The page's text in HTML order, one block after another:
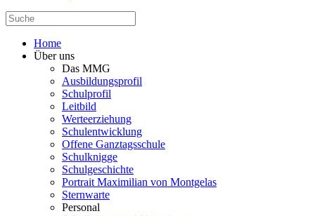
Home
Über uns
Das MMG
Ausbildungsprofil
Schulprofil
Leitbild
Werteerziehung
Schulentwicklung
Offene Ganztagsschule
Schulknigge
Schulgeschichte
Portrait Maximilian von Montgelas
Sternwarte
Personal